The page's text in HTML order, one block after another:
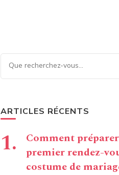
Vous recherchiez quelque
chose ?
ARTICLES RÉCENTS
Comment
premier rendez-
costume de